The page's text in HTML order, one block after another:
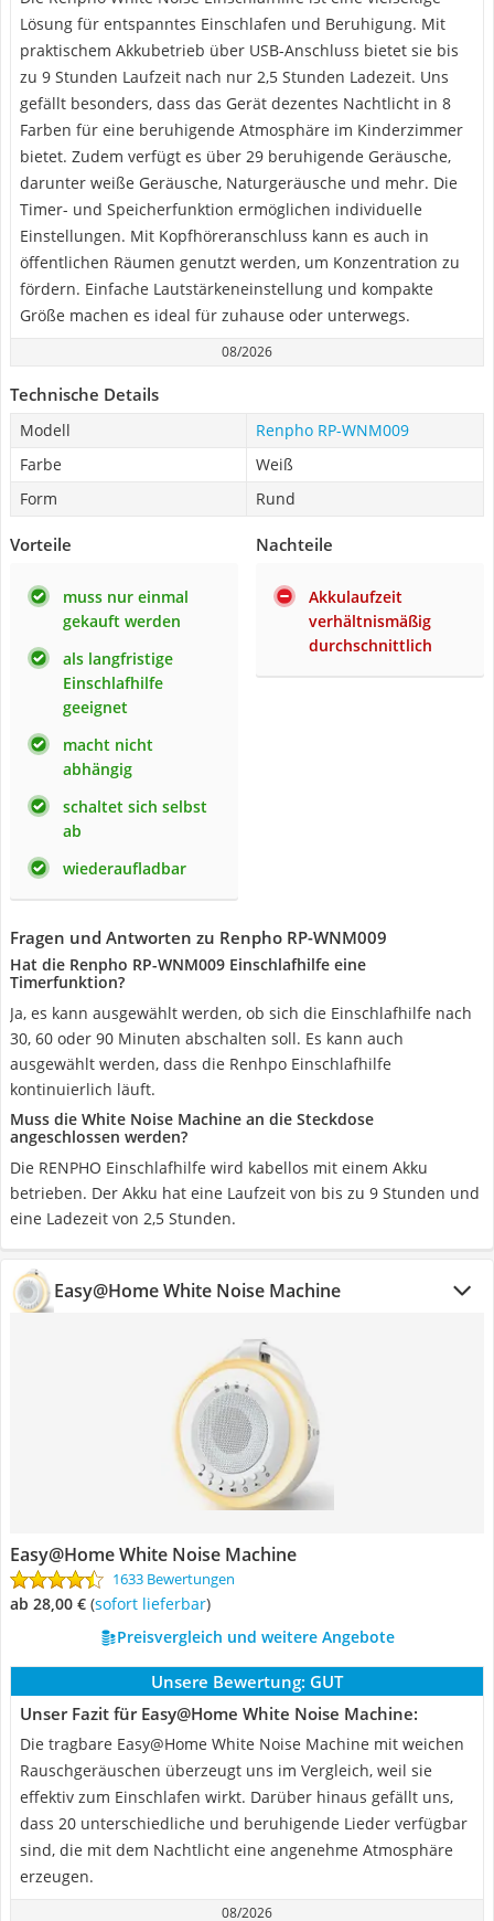
Lösung für entspanntes Einschlafen und Beruhigung. Mit
praktischem Akkubetrieb über USB-Anschluss bietet sie bis
zu 9 Stunden Laufzeit nach nur 2,5 Stunden Ladezeit. Uns
gefällt besonders, dass das Gerät dezentes Nachtlicht in 8
Farben für eine beruhigende Atmosphäre im Kinderzimmer
bietet. Zudem verfügt es über 29 beruhigende Geräusche,
darunter weiße Geräusche, Naturgeräusche und mehr. Die
Timer- und Speicherfunktion ermöglichen individuelle
Einstellungen. Mit Kopfhöreranschluss kann es auch in
öffentlichen Räumen genutzt werden, um Konzentration zu
fördern. Einfache Lautstärkeneinstellung und kompakte
Größe machen es ideal für zuhause oder unterwegs.
08/2026
Technische Details
Modell
Renpho RP-WNM009
Farbe
Weiß
Form
Rund
Vorteile
muss nur einmal
gekauft werden
als langfristige
Einschlafhilfe
geeignet
macht nicht
abhängig
schaltet sich selbst
ab
wiederaufladbar
Nachteile
Akkulaufzeit
verhältnismäßig
durchschnittlich
Fragen und Antworten zu Renpho RP-WNM009
Hat die Renpho RP-WNM009 Einschlafhilfe eine
Timerfunktion?
Ja, es kann ausgewählt werden, ob sich die Einschlafhilfe nach
30, 60 oder 90 Minuten abschalten soll. Es kann auch
ausgewählt werden, dass die Renhpo Einschlafhilfe
kontinuierlich läuft.
Muss die White Noise Machine an die Steckdose
angeschlossen werden?
Die RENPHO Einschlafhilfe wird kabellos mit einem Akku
betrieben. Der Akku hat eine Laufzeit von bis zu 9 Stunden und
eine Ladezeit von 2,5 Stunden.
Easy@Home White Noise Machine
Easy@Home White Noise Machine
1633 Bewertungen
ab 28,00 € ( Sofort lieferbar)
Preisvergleich und weitere Angebote
Unsere Bewertung: GUT
Unser Fazit für Easy@Home White Noise Machine:
Die tragbare Easy@Home White Noise Machine mit weichen
Rauschgeräuschen überzeugt uns im Vergleich, weil sie
effektiv zum Einschlafen wirkt. Darüber hinaus gefällt uns,
dass 20 unterschiedliche und beruhigende Lieder verfügbar
sind, die mit dem Nachtlicht eine angenehme Atmosphäre
erzeugen.
08/2026